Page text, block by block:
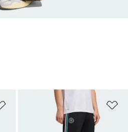
Ajouter à la Liste de produits